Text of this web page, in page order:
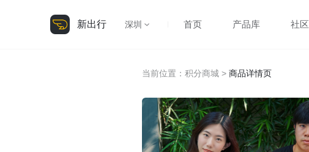
新出行 深圳 首页 产品库 社区
当前位置： 积分商城 > 商品详情页